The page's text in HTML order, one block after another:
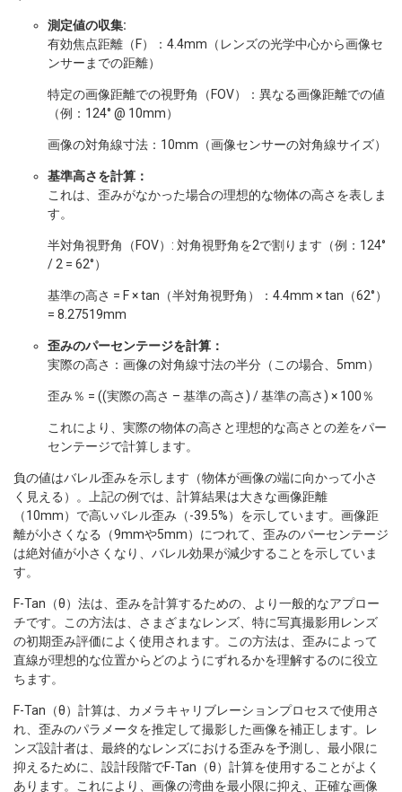
測定値の収集:
有効焦点距離（F）：4.4mm（レンズの光学中心から画像セ
ンサーまでの距離）
特定の画像距離での視野角（FOV）：異なる画像距離での値
（例：124° @ 10mm）
画像の対角線寸法：10mm（画像センサーの対角線サイズ）
基準高さを計算：
これは、歪みがなかった場合の理想的な物体の高さを表しま
す。
半対角視野角（FOV）: 対角視野角を2で割ります（例：124°
/ 2 = 62°）
基準の高さ = F × tan（半対角視野角）：4.4mm × tan（62°）
= 8.27519mm
歪みのパーセンテージを計算：
実際の高さ：画像の対角線寸法の半分（この場合、5mm）
歪み％ = ((実際の高さ – 基準の高さ) / 基準の高さ) × 100％
これにより、実際の物体の高さと理想的な高さとの差をパー
センテージで計算します。
負の値はバレル歪みを示します（物体が画像の端に向かって小さ
く見える）。上記の例では、計算結果は大きな画像距離
（10mm）で高いバレル歪み（-39.5%）を示しています。画像距
離が小さくなる（9mmや5mm）につれて、歪みのパーセンテージ
は絶対値が小さくなり、バレル効果が減少することを示していま
す。
F-Tan（θ）法は、歪みを計算するための、より一般的なアプロー
チです。この方法は、さまざまなレンズ、特に写真撮影用レンズ
の初期歪み評価によく使用されます。この方法は、歪みによって
直線が理想的な位置からどのようにずれるかを理解するのに役立
ちます。
F-Tan（θ）計算は、カメラキャリブレーションプロセスで使用さ
れ、歪みのパラメータを推定して撮影した画像を補正します。レ
ンズ設計者は、最終的なレンズにおける歪みを予測し、最小限に
抑えるために、設計段階でF-Tan（θ）計算を使用することがよく
あります。これにより、画像の湾曲を最小限に抑え、正確な画像